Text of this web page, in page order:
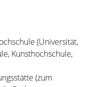
(Universität,
Kunsthochschule,
(zum